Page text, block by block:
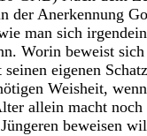
der Anerkennung
man sich irgendein
Worin beweist sich
eigenen
Weisheit,
allein macht noch
beweisen